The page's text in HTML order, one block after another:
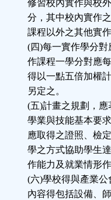
修習校內實作與校外
分，其中校內實作之
課程以外之其他實作
(四)每一實作學分對
作課程一學分對應每
得以一點五倍加權計
另定之。
(五)計畫之規劃，應
學業與技能基本要求
應取得之證照、檢定
學之方式協助學生達
作能力及就業情形作
(六)學校得與產業公
內容得包括設備、師